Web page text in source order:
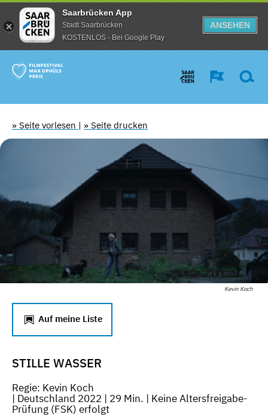
Saarbrücken App
Stadt Saarbrücken
KOSTENLOS - Bei Google Play
ANSEHEN
» Seite vorlesen | » Seite drucken
Kevin Koch
Auf meine Liste
STILLE WASSER
Regie: Kevin Koch
| Deutschland 2022 | 29 Min. | Keine Altersfreigabe-
Prüfung (FSK) erfolgt